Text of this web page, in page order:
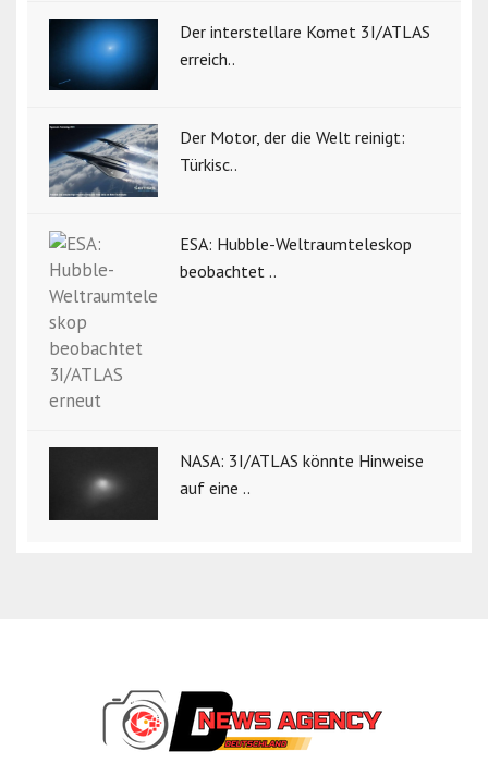
Der interstellare Komet 3I/ATLAS
erreich..
Der Motor, der die Welt reinigt:
Türkisc..
ESA: Hubble-Weltraumteleskop
beobachtet ..
NASA: 3I/ATLAS könnte Hinweise
auf eine ..